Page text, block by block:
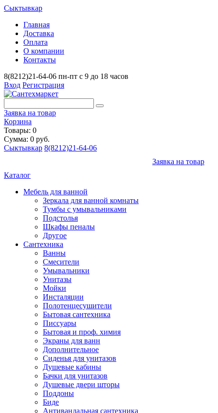
Сыктывкар
Главная
Доставка
Оплата
О компании
Контакты
8(8212)21-64-06 пн-пт с 9 до 18 часов
Вход Регистрация
Заявка на товар
Корзина
Товары: 0
Сумма: 0 руб.
Сыктывкар 8(8212)21-64-06
Заявка на товар
Каталог
Мебель для ванной
Зеркала для ванной комнаты
Тумбы с умывальниками
Подстолья
Шкафы пеналы
Другое
Сантехника
Ванны
Смесители
Умывальники
Унитазы
Мойки
Инсталяции
Полотенцесушители
Бытовая сантехника
Писсуары
Бытовая и проф. химия
Экраны для ванн
Дополнительное
Сиденья для унитазов
Душевые кабины
Бачки для унитазов
Душевые двери шторы
Поддоны
Биде
Антивандальная сантехника